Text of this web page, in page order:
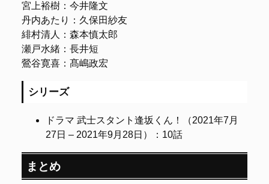
宮上裕樹：今井隆文
丹内あたり：久保田紗友
緋村清人：森本慎太郎
瀬戸水緒：長井短
鶯谷寛喜：髙嶋政宏
シリーズ
ドラマ 武士スタント逢坂くん！（2021年7月
27日 – 2021年9月28日）：10話
まとめ